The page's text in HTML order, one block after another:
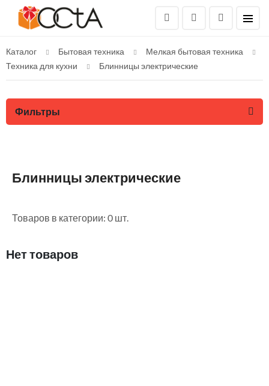
Каталог Бытовая техника
Мелкая бытовая техника
Техника для кухни
Блинницы электрические
Фильтры
Блинницы электрические
Товаров в категории: 0 шт.
Нет товаров